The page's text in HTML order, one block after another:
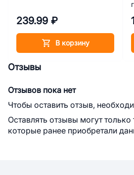
239.99 ₽
В корзину
Отзывы
Отзывов пока нет
Чтобы оставить отзыв,
Оставлять отзывы могут только
которые ранее приобретали